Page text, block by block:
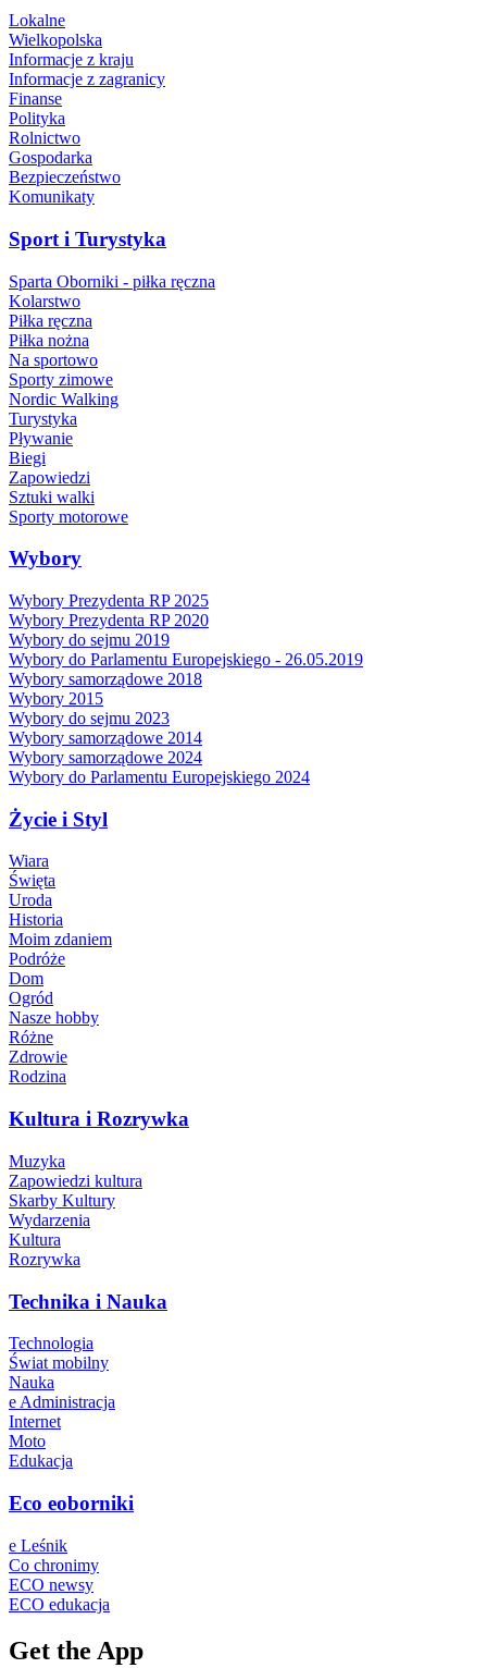
Lokalne
Wielkopolska
Informacje z kraju
Informacje z zagranicy
Finanse
Polityka
Rolnictwo
Gospodarka
Bezpieczeństwo
Komunikaty
Sport i Turystyka
Sparta Oborniki - piłka ręczna
Kolarstwo
Piłka ręczna
Piłka nożna
Na sportowo
Sporty zimowe
Nordic Walking
Turystyka
Pływanie
Biegi
Zapowiedzi
Sztuki walki
Sporty motorowe
Wybory
Wybory Prezydenta RP 2025
Wybory Prezydenta RP 2020
Wybory do sejmu 2019
Wybory do Parlamentu Europejskiego - 26.05.2019
Wybory samorządowe 2018
Wybory 2015
Wybory do sejmu 2023
Wybory samorządowe 2014
Wybory samorządowe 2024
Wybory do Parlamentu Europejskiego 2024
Życie i Styl
Wiara
Święta
Uroda
Historia
Moim zdaniem
Podróże
Dom
Ogród
Nasze hobby
Różne
Zdrowie
Rodzina
Kultura i Rozrywka
Muzyka
Zapowiedzi kultura
Skarby Kultury
Wydarzenia
Kultura
Rozrywka
Technika i Nauka
Technologia
Świat mobilny
Nauka
e Administracja
Internet
Moto
Edukacja
Eco eoborniki
e Leśnik
Co chronimy
ECO newsy
ECO edukacja
Get the App